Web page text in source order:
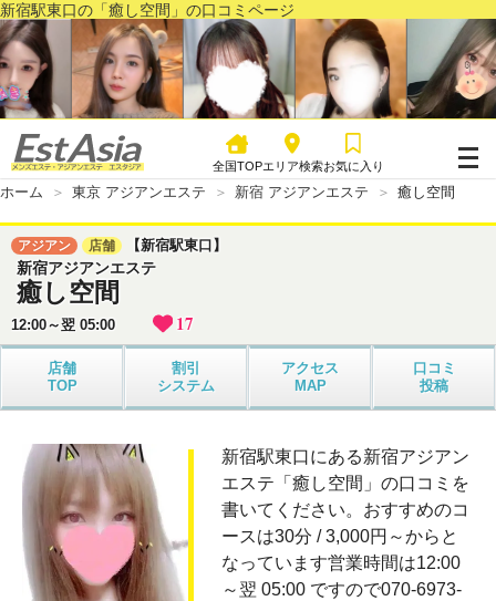
新宿駅東口の「癒し空間」の口コミページ
全国TOPエリア検索お気に入り
ホーム 東京 アジアンエステ 新宿 アジアンエステ 癒し空間
アジアン 店舗 【新宿駅東口】
新宿アジアンエステ
癒し空間
12:00～翌 05:00 17
店舗
TOP
割引
システム
アクセス
MAP
口コミ
投稿
新宿駅東口にある新宿アジアン
エステ「癒し空間」の口コミを
書いてください。おすすめのコ
ースは30分 / 3,000円～からと
なっています営業時間は12:00
～翌 05:00 ですので070-6973-